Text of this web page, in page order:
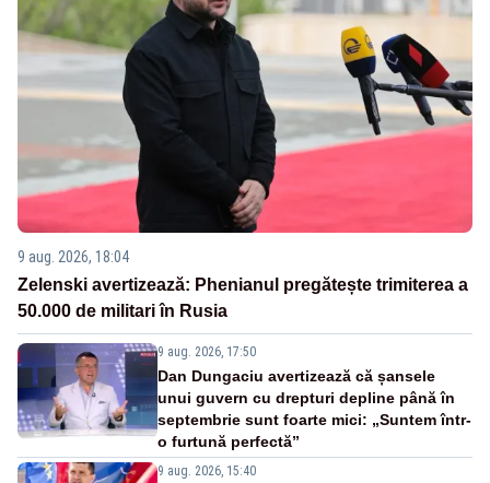
9 aug. 2026, 18:04
Zelenski avertizează: Phenianul pregătește trimiterea a
50.000 de militari în Rusia
9 aug. 2026, 17:50
Dan Dungaciu avertizează că șansele
unui guvern cu drepturi depline până în
septembrie sunt foarte mici: „Suntem într-
o furtună perfectă”
9 aug. 2026, 15:40